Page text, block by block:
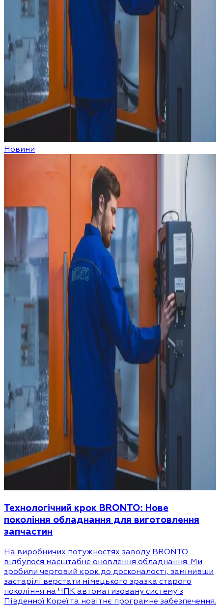
Новини
Технологічний крок BRONTO: Нове
покоління обладнання для виготовлення
запчастин
На виробничих потужностях заводу BRONTO
відбулося масштабне оновлення обладнання. Ми
зробили черговий крок до досконалості, замінивши
застарілі верстати німецького зразка старого
покоління на ЧПК автоматизовану систему з
Південної Кореї та новітнє програмне забезпечення.